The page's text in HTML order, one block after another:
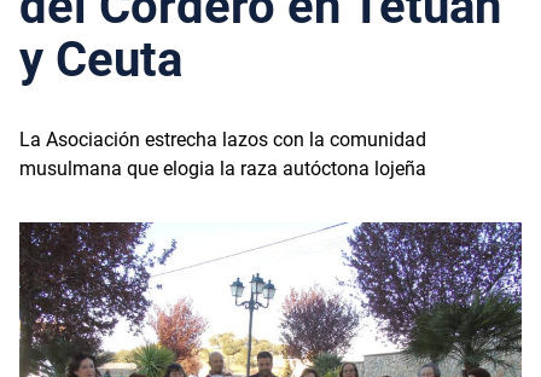
y Ceuta
La Asociación estrecha lazos con la comunidad
musulmana que elogia la raza autóctona lojeña